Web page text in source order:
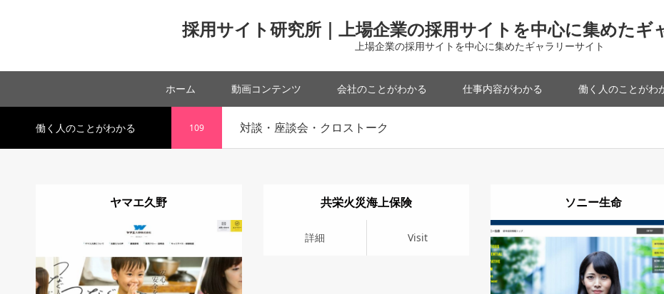
採用サイト研究所｜上場企業の採用サイトを中心に集めたギ
上場企業の採用サイトを中心に集めたギャラリーサイト
ホーム 動画コンテンツ 会社のことがわかる 仕事内容がわかる 働く人のことがわ
働く人のことがわかる 109 対談・座談会・クロストーク
ヤマエ久野 共栄火災海上保険
Visit
詳細 Visit
ソニー生命